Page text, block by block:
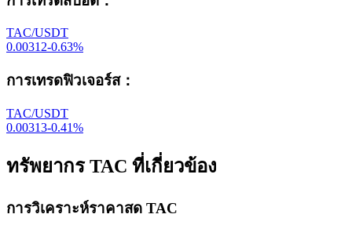
TAC/USDT
0.00312-0.63%
การเทรดฟิวเจอร์ส：
TAC/USDT
0.00313-0.41%
ทรัพยากร TAC ที่เกี่ยวข้อง
การวิเคราะห์ราคาสด TAC